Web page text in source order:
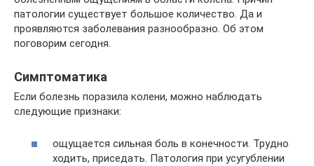
патологии существует большое количество. Да и
проявляются заболевания разнообразно. Об этом
поговорим сегодня.
Симптоматика
Если болезнь поразила колени, можно наблюдать
следующие признаки:
ощущается сильная боль в конечности. Трудно
ходить, приседать. Патология при усугублении